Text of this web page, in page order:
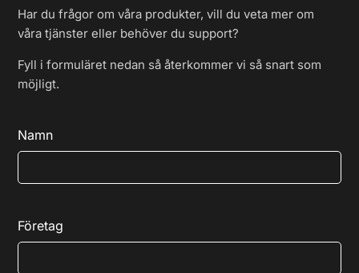
Har du frågor om våra produkter, vill du veta mer om
våra tjänster eller behöver du support?
Fyll i formuläret nedan så återkommer vi så snart som
möjligt.
Namn
Företag